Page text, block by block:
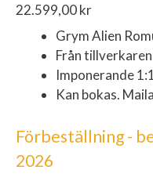
22.599,00kr
Grym Alien
Från
Imponerande
Kan bokas.
Förbeställning -
2026